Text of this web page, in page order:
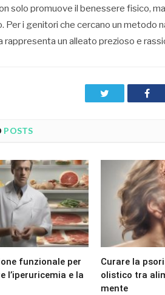
solo promuove il benessere fisico,
Per i genitori che cercano un metodo
rappresenta un alleato prezioso e
POSTS
funzionale per
l’iperuricemia e la
Curare la
olistico tra
mente